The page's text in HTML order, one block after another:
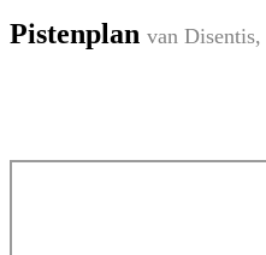
Pistenplan van Disentis,